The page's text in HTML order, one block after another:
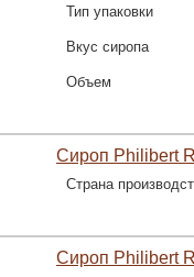
Тип упаковки
Вкус сиропа
Объем
Сироп Philibert
Страна
Сироп Philibert